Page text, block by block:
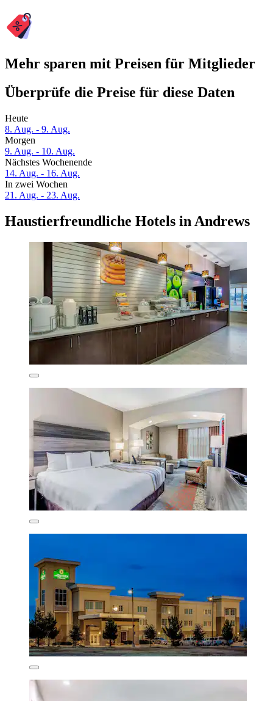
Mehr sparen mit Preisen für Mitglieder
Überprüfe die Preise für diese Daten
Heute
8. Aug. - 9. Aug.
Morgen
9. Aug. - 10. Aug.
Nächstes Wochenende
14. Aug. - 16. Aug.
In zwei Wochen
21. Aug. - 23. Aug.
Haustierfreundliche Hotels in Andrews